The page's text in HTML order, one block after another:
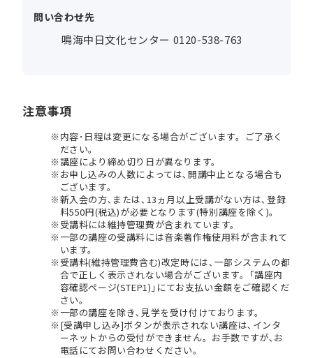
問い合わせ先
鳴海中日文化センター 0120-538-763
注意事項
内容･日程は変更になる場合がございます。ご了承く
ださい。
講座により締め切り日が異なります。
お申し込みの人数によっては､開講中止となる場合も
ございます。
新入会の方､または､13ヵ月以上受講がない方は､登録
料550円(税込)が必要となります(特別講座を除く)。
受講料には維持管理費が含まれています。
一部の講座の受講料には音楽著作権使用料が含まれて
います。
受講料(維持管理費含む)改定時には､一部システムの都
合で正しく表示されない場合がございます。｢講座内
容確認ページ(STEP1)｣にてお支払い金額をご確認くだ
さい。
一部の講座を除き､見学を受け付けております。
[受講申し込み]ボタンが表示されない講座は､インタ
ーネットからの受付ができません。お手数ですが､お
電話にてお問い合わせください。